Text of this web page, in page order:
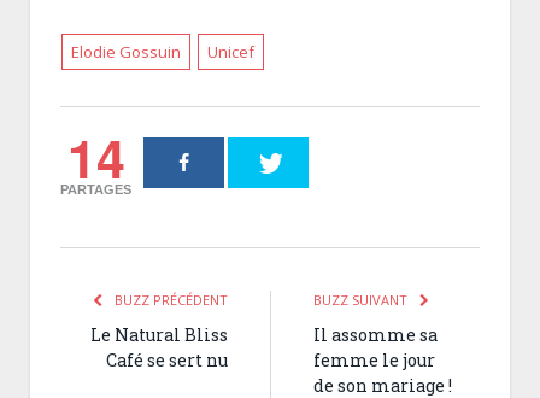
Elodie Gossuin Unicef
14
PARTAGES
BUZZ PRÉCÉDENT
Le Natural Bliss
Café se sert nu
BUZZ SUIVANT
Il assomme sa
femme le jour
de son mariage !